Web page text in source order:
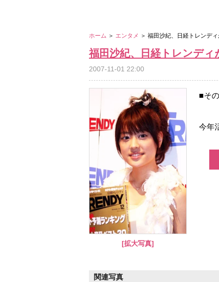
ホーム ＞ エンタメ ＞ 福田沙紀、日経トレンデ
福田沙紀、日経トレンディ
2007-11-01 22:00
[拡大写真]
■そ
今年
関連写真